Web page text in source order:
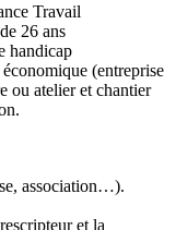
Travail
26 ans
handicap
(entreprise
ou atelier et chantier
association…).
et la